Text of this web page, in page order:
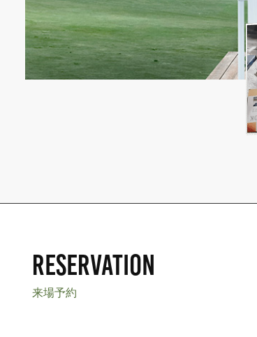
RESERVATION
来場予約